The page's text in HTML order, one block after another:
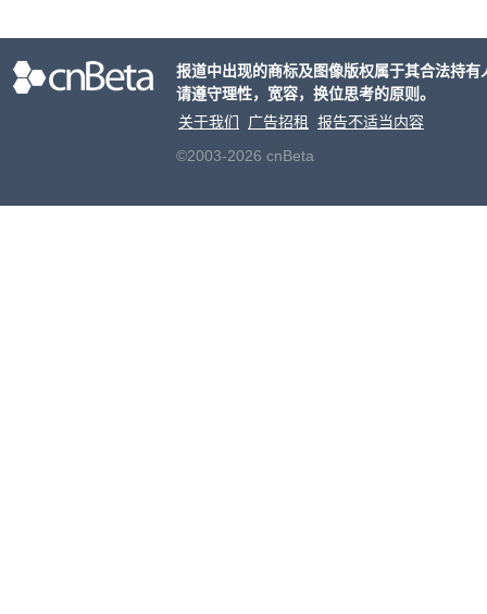
报道中出现的商标及图像版权属于其合法持
请遵守理性，宽容，换位思考的原则。
关于我们
广告招租
报告不适当内容
©2003-2026 cnBeta